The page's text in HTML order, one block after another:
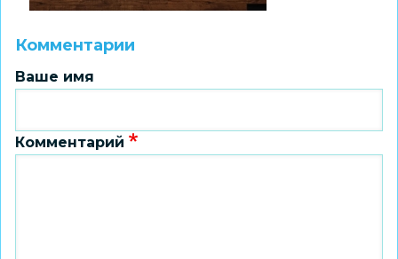
Комментарии
Ваше имя
Комментарий